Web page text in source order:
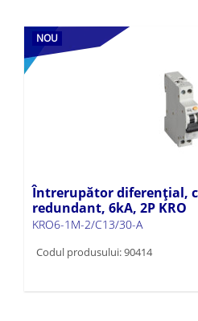
NOU
Întrerupător diferențial,
redundant, 6kA, 2P KRO
KRO6-1M-2/C13/30-A
Codul produsului: 90414